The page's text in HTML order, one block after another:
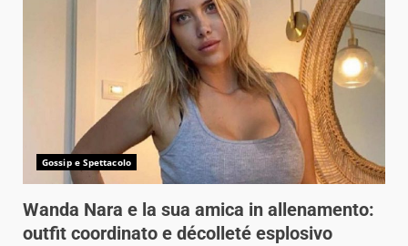
Gossip e Spettacolo
Wanda Nara e la sua amica in allenamento:
outfit coordinato e décolleté esplosivo